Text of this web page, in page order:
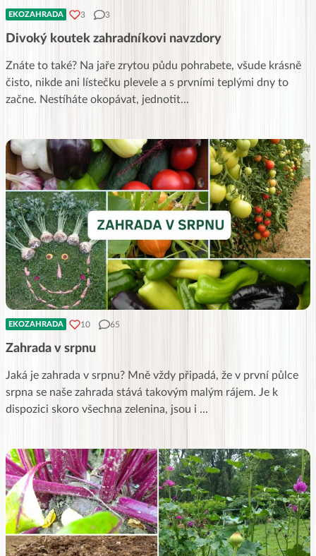
EKOZAHRADA 3 3
Divoký koutek zahradníkovi navzdory
Znáte to také? Na jaře zrytou půdu pohrabete, všude krásně
čisto, nikde ani lístečku plevele a s prvními teplými dny to
začne. Nestíháte okopávat, jednotit...
EKOZAHRADA 10 65
Zahrada v srpnu
Jaká je zahrada v srpnu? Mně vždy připadá, že v první půlce
srpna se naše zahrada stává takovým malým rájem. Je k
dispozici skoro všechna zelenina, jsou i ...